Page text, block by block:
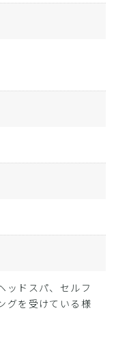
ッドスパ、セルフ
グを受けている様